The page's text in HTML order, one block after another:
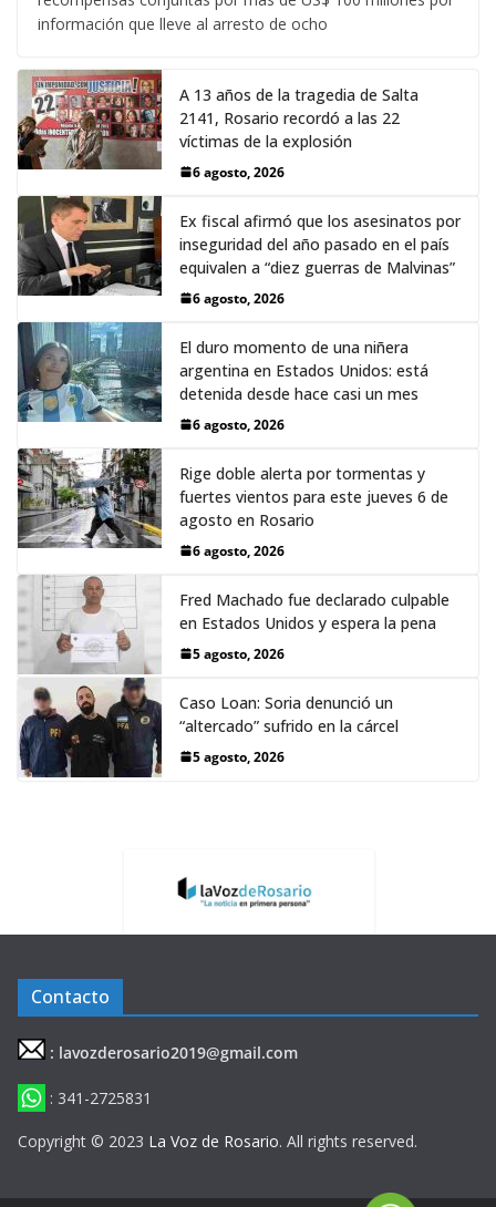
información que lleve al arresto de ocho
A 13 años de la tragedia de Salta
2141, Rosario recordó a las 22
víctimas de la explosión
6 agosto, 2026
Ex fiscal afirmó que los asesinatos por
inseguridad del año pasado en el país
equivalen a “diez guerras de Malvinas”
6 agosto, 2026
El duro momento de una niñera
argentina en Estados Unidos: está
detenida desde hace casi un mes
6 agosto, 2026
Rige doble alerta por tormentas y
fuertes vientos para este jueves 6 de
agosto en Rosario
6 agosto, 2026
Fred Machado fue declarado culpable
en Estados Unidos y espera la pena
5 agosto, 2026
Caso Loan: Soria denunció un
“altercado” sufrido en la cárcel
5 agosto, 2026
Contacto
: lavozderosario2019@gmail.com
: 341-2725831
Copyright © 2023 La Voz de Rosario. All rights reserved.